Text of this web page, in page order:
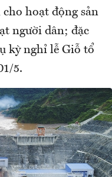
cho hoạt động sản
người dân; đặc
kỳ nghỉ lễ Giỗ tổ
5.